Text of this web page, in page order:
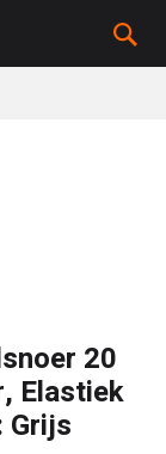
20
Elastiek
Grijs